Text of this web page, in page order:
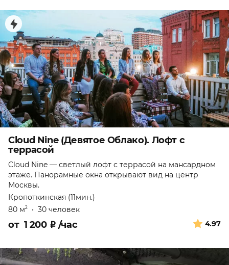
Cloud Nine (Девятое Облако). Лофт с
террасой
Cloud Nine — светлый лофт с террасой на мансардном
этаже. Панорамные окна открывают вид на центр
Москвы.
Кропоткинская (11мин.)
80 м2 • 30 человек
4.97
от 1 200 ₽ /час